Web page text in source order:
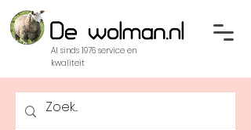
Al sinds 1976 service en
kwaliteit